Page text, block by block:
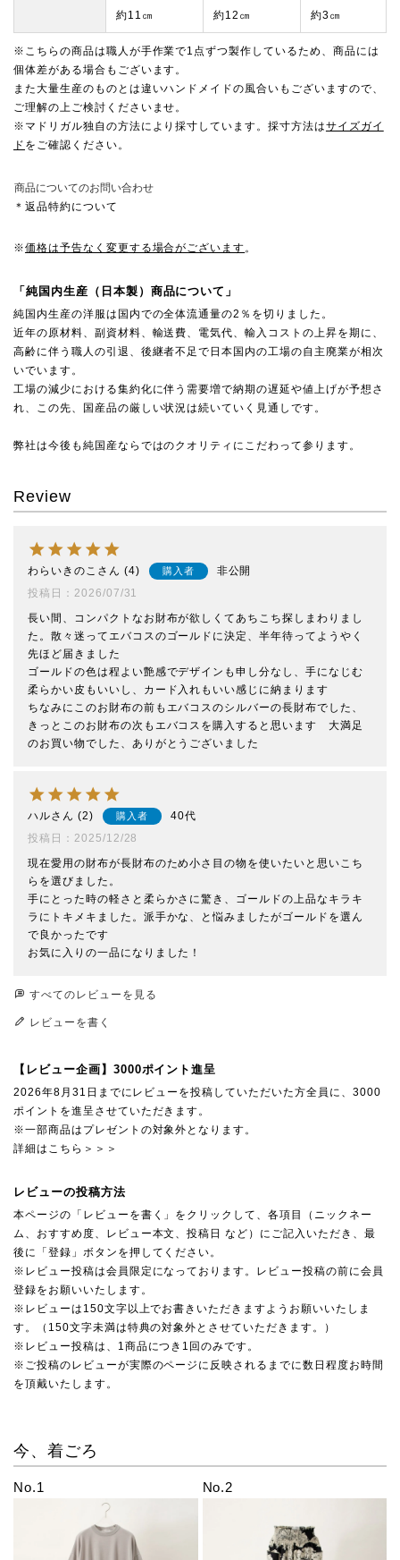
約11㎝ 約12㎝ 約3㎝
※こちらの商品は職人が手作業で1点ずつ製作しているため、商品には
個体差がある場合もございます。
また大量生産のものとは違いハンドメイドの風合いもございますので、
ご理解の上ご検討くださいませ。
※マドリガル独自の方法により採寸しています。採寸方法はサイズガイ
ド をご確認ください。
商品についてのお問い合わせ
＊返品特約について
※価格は予告なく変更する場合がございます。
「純国内生産（日本製）商品について」
純国内生産の洋服は国内での全体流通量の2％を切りました。
近年の原材料、副資材料、輸送費、電気代、輸入コストの上昇を期に、
高齢に伴う職人の引退、後継者不足で日本国内の工場の自主廃業が相次
いでいます。
工場の減少における集約化に伴う需要増で納期の遅延や値上げが予想さ
れ、この先、国産品の厳しい状況は続いていく見通しです。
弊社は今後も純国産ならではのクオリティにこだわって参ります。
Review
わらいきのこ 4 購入者
非公開
投稿日
2026/07/31
長い間、コンパクトなお財布が欲しくてあちこち探しまわりまし
た。散々迷ってエバコスのゴールドに決定、半年待ってようやく
先ほど届きました
ゴールドの色は程よい艶感でデザインも申し分なし、手になじむ
柔らかい皮もいいし、カード入れもいい感じに納まります
ちなみにこのお財布の前もエバコスのシルバーの長財布でした、
きっとこのお財布の次もエバコスを購入すると思います　大満足
ハル 2 購入者
40代
投稿日
2025/12/28
現在愛用の財布が長財布のため小さ目の物を使いたいと思いこち
らを選びました。
手にとった時の軽さと柔らかさに驚き、ゴールドの上品なキラキ
ラにトキメキました。派手かな、と悩みましたがゴールドを選ん
で良かったです
お気に入りの一品になりました！
すべてのレビューを見る
レビューを書く
【レビュー企画】3000ポイント進呈
2026年8月31日までにレビューを投稿していただいた方全員に、3000
ポイントを進呈させていただきます。
※一部商品はプレゼントの対象外となります。
詳細はこちら＞＞＞
レビューの投稿方法
本ページの「レビューを書く」をクリックして、各項目（ニックネー
ム、おすすめ度、レビュー本文、投稿日 など）にご記入いただき、最
後に「登録」ボタンを押してください。
※レビュー投稿は会員限定になっております。レビュー投稿の前に会員
登録をお願いいたします。
※レビューは150文字以上でお書きいただきますようお願いいたしま
す。（150文字未満は特典の対象外とさせていただきます。）
※レビュー投稿は、1商品につき1回のみです。
※ご投稿のレビューが実際のページに反映されるまでに数日程度お時間
を頂戴いたします。
今、着ごろ
No.1 No.2